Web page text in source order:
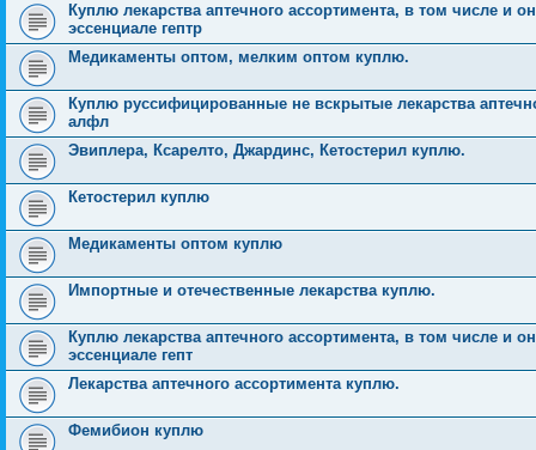
Куплю лекарства аптечного ассортимента, в том числе и
эссенциале гептр
Медикаменты оптом, мелким оптом куплю.
Куплю руссифицированные не вскрытые лекарства
алфл
Эвиплера, Ксарелто, Джардинс, Кетостерил куплю.
Кетостерил куплю
Медикаменты оптом куплю
Импортные и отечественные лекарства куплю.
Куплю лекарства аптечного ассортимента, в том числе и
эссенциале гепт
Лекарства аптечного ассортимента куплю.
Фемибион куплю